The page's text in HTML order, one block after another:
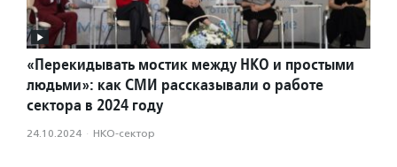
«Перекидывать мостик между НКО и простыми
людьми»: как СМИ рассказывали о работе
сектора в 2024 году
24.10.2024 · НКО-сектор